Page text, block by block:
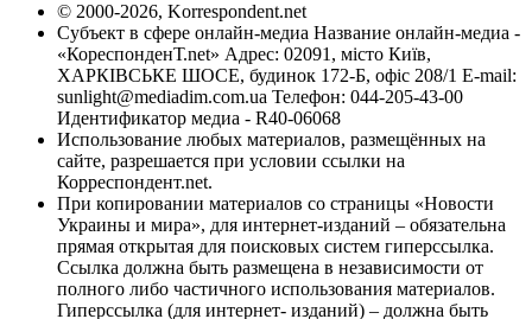
© 2000-2026, Korrespondent.net
Субъект в сфере онлайн-медиа Название онлайн-медиа -
«КореспонденТ.net» Адрес: 02091, місто Київ,
ХАРКІВСЬКЕ ШОСЕ, будинок 172-Б, офіс 208/1 E-mail:
sunlight@mediadim.com.ua Телефон: 044-205-43-00
Идентификатор медиа - R40-06068
Использование любых материалов, размещённых на
сайте, разрешается при условии ссылки на
Корреспондент.net.
При копировании материалов со страницы «Новости
Украины и мира», для интернет-изданий – обязательна
прямая открытая для поисковых систем гиперссылка.
Ссылка должна быть размещена в независимости от
полного либо частичного использования материалов.
Гиперссылка (для интернет- изданий) – должна быть